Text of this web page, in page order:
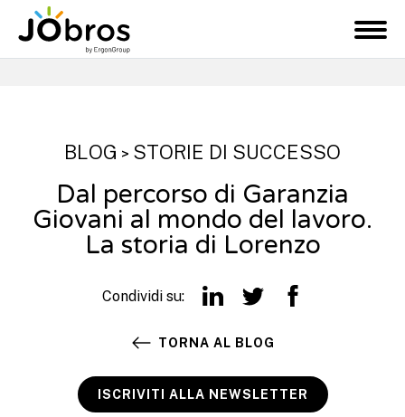
M
e
BLOG > STORIE DI SUCCESSO
Dal percorso di Garanzia
Giovani al mondo del lavoro.
La storia di Lorenzo
Condividi su:
TORNA AL BLOG
ISCRIVITI ALLA NEWSLETTER